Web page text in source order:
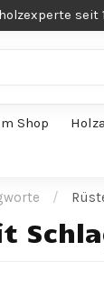
seit
Shop
/